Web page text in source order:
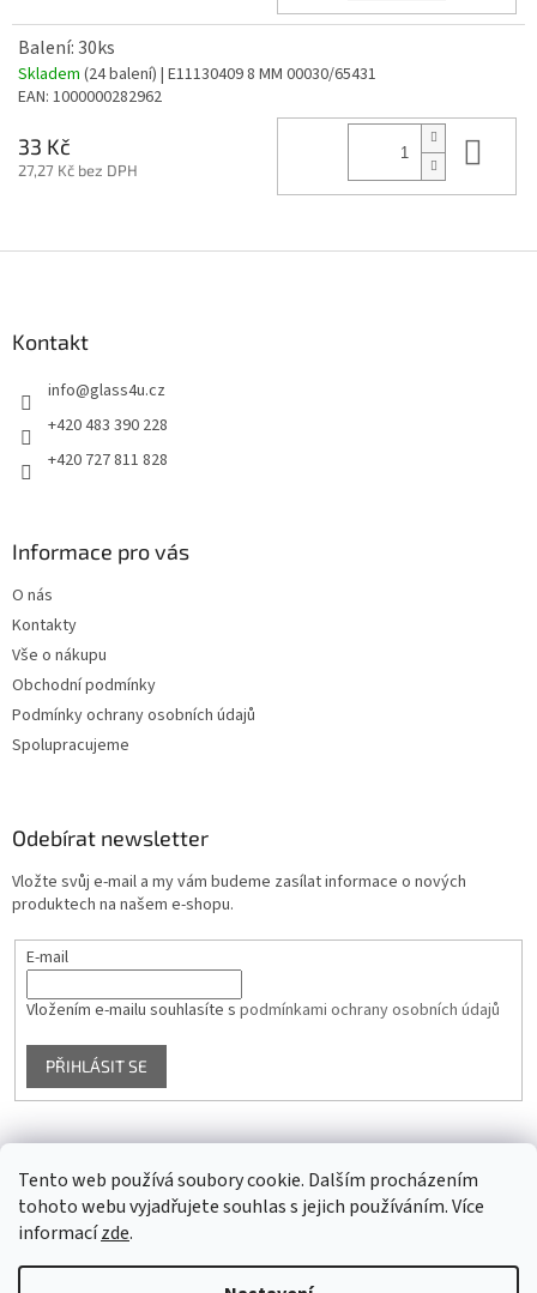
Tento web používá soubory cookie. Dalším procházením
tohoto webu vyjadřujete souhlas s jejich používáním. Více
informacízde.
Balení: 30ks
Skladem (24 balení) | E11130409 8 MM 00030/65431
EAN: 1000000282962
33 Kč
27,27 Kč bez DPH
Kontakt
info@glass4u.cz
+420 483 390 228
+420 727 811 828
Informace pro vás
O nás
Kontakty
Vše o nákupu
Obchodní podmínky
Podmínky ochrany osobních údajů
Spolupracujeme
Odebírat newsletter
Vložte svůj e-mail a my vám budeme zasílat informace o nových
produktech na našem e-shopu.
E-mail
Vložením e-mailu souhlasíte s podmínkami ochrany osobních údajů
PŘIHLÁSIT SE
Facebook